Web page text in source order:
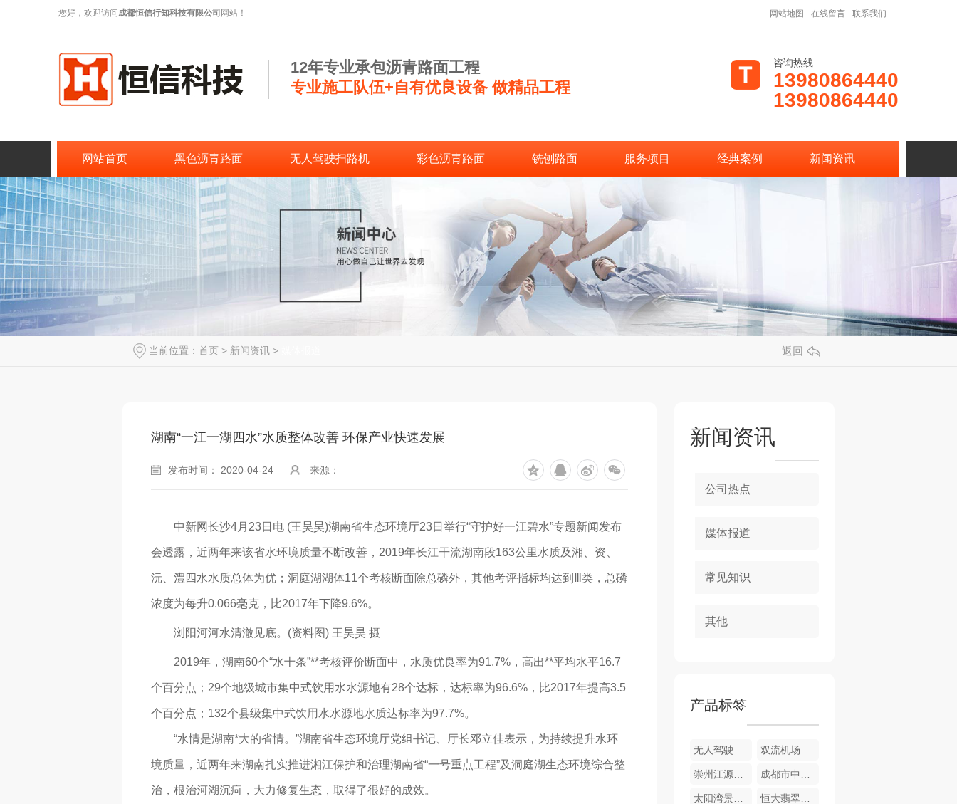
您好，欢迎访问成都恒信行知科技有限公司 网站！ 网站地图 在线留言 联系我们
12年专业承包沥青路面工程
专业施工队伍+自有优良设备 做精品工程
咨询热线
13980864440
13980864440
网站首页 黑色沥青路面 无人驾驶扫路机 彩色沥青路面 铣刨路面 服务项目 经典案例 新闻资讯
联系恒信
当前位置： 首页 > 新闻资讯 > 返回
湖南“一江一湖四水”水质整体改善 环保产业快速发展
发布时间： 2020-04-24 来源：
中新网长沙4月23日电 (王昊昊)湖南省生态环境厅23日举行“守护好一江碧水”专题新闻发布
会透露，近两年来该省水环境质量不断改善，2019年长江干流湖南段163公里水质及湘、资、
沅、澧四水水质总体为优；洞庭湖湖体11个考核断面除总磷外，其他考评指标均达到Ⅲ类，总磷
浓度为每升0.066毫克，比2017年下降9.6%。
浏阳河河水清澈见底。(资料图) 王昊昊 摄
2019年，湖南60个“水十条”**考核评价断面中，水质优良率为91.7%，高出**平均水平16.7
个百分点；29个地级城市集中式饮用水水源地有28个达标，达标率为96.6%，比2017年提高3.5
个百分点；132个县级集中式饮用水水源地水质达标率为97.7%。
“水情是湖南*大的省情。”湖南省生态环境厅党组书记、厅长邓立佳表示，为持续提升水环
境质量，近两年来湖南扎实推进湘江保护和治理湖南省“一号重点工程”及洞庭湖生态环境综合整
治，根治河湖沉疴，大力修复生态，取得了很好的成效。
新闻资讯
公司热点
媒体报道
常见知识
其他
产品标签
无人驾驶扫路机 双流机场翔宇酒店彩色沥青
崇州江源镇幼儿园外侧道路 成都市中草药研究所
太阳湾景区彩色道路 恒大翡翠龙庭彩色道路